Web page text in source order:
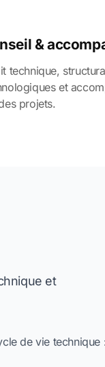
&
technique,
et
projets.
et
de vie technique